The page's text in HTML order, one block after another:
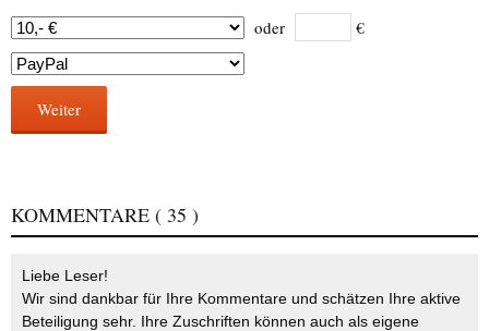
oder €
Weiter
KOMMENTARE ( 35 )
Liebe Leser!
Wir sind dankbar für Ihre Kommentare und schätzen Ihre aktive
Beteiligung sehr. Ihre Zuschriften können auch als eigene